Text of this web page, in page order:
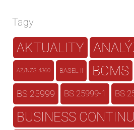
Tagy
AKTUALITY
AZ/NZS 4360 BASEL II BCMS
BS 25999 BS 25999-1 BS
BUSINESS